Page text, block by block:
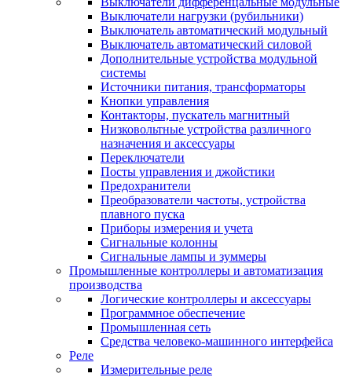
Выключатели нагрузки (рубильники)
Выключатель автоматический модульный
Выключатель автоматический силовой
Дополнительные устройства модульной
системы
Источники питания, трансформаторы
Кнопки управления
Контакторы, пускатель магнитный
Низковольтные устройства различного
назначения и аксессуары
Переключатели
Посты управления и джойстики
Предохранители
Преобразователи частоты, устройства
плавного пуска
Приборы измерения и учета
Сигнальные колонны
Сигнальные лампы и зуммеры
Промышленные контроллеры и автоматизация
производства
Логические контроллеры и аксессуары
Программное обеспечение
Промышленная сеть
Средства человеко-машинного интерфейса
Реле
Измерительные реле